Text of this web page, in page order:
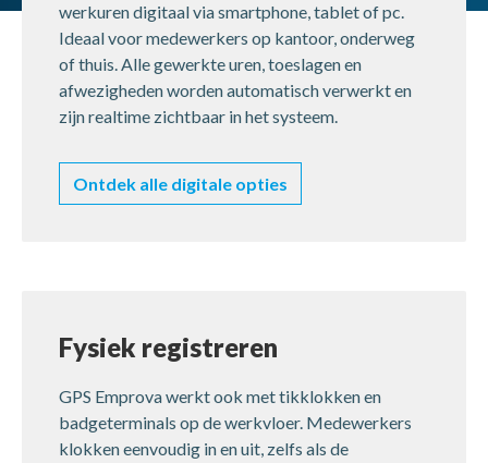
werkuren digitaal via smartphone, tablet of pc.
Ideaal voor medewerkers op kantoor, onderweg
of thuis. Alle gewerkte uren, toeslagen en
afwezigheden worden automatisch verwerkt en
zijn realtime zichtbaar in het systeem.
Ontdek alle digitale opties
Fysiek registreren
GPS Emprova werkt ook met tikklokken en
badgeterminals op de werkvloer. Medewerkers
klokken eenvoudig in en uit, zelfs als de